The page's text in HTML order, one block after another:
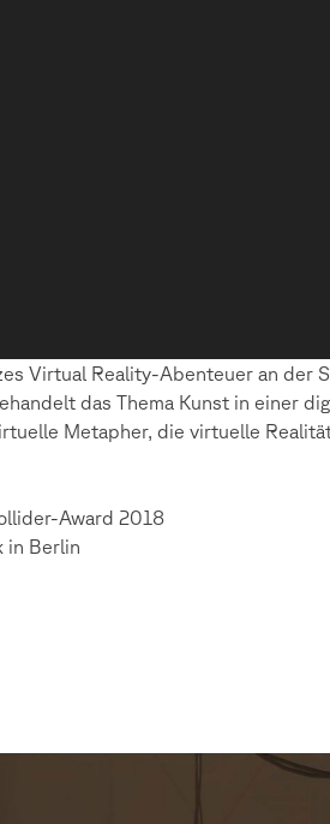
Virtual Reality-Abenteuer an der
das Thema Kunst in einer
Metapher, die virtuelle
Award 2018
in Berlin